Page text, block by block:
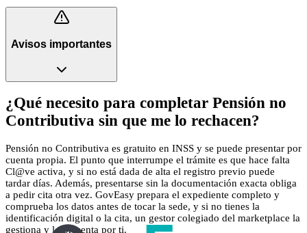
Avisos importantes
¿Qué necesito para completar Pensión no
Contributiva sin que me lo rechacen?
Pensión no Contributiva es gratuito en INSS y se puede presentar por
cuenta propia. El punto que interrumpe el trámite es que hace falta
Cl@ve activa, y si no está dada de alta el registro previo puede
tardar días. Además, presentarse sin la documentación exacta obliga
a pedir cita otra vez. GovEasy prepara el expediente completo y
comprueba los datos antes de tocar la sede, y si no tienes la
identificación digital o la cita, un gestor colegiado del marketplace la
gestiona y lo presenta por ti.